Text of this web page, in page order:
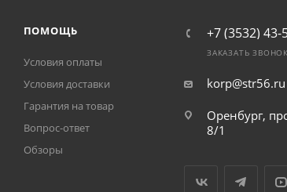
ПОМОЩЬ
Условия оплаты
Условия доставки
Гарантия на товар
Вопрос-ответ
Обзоры
+7 (3532) 43-
ЗАКАЗАТЬ ЗВОНОК
korp@str56.ru
Оренбург,
8/1